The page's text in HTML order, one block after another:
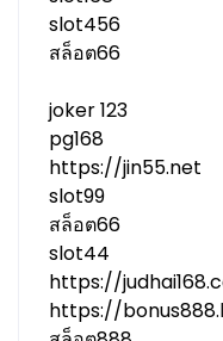
slot456
สล็อต66
joker 123
pg168
https://jin55.net
slot99
สล็อต66
slot44
https://
https://